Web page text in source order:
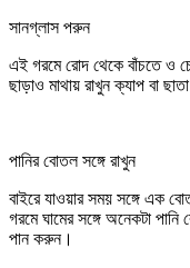
সানগ্লাস পরুন
এই গরমে রোদ থেকে বাঁচতে ও
ছাড়াও মাথায় রাখুন ক্যাপ বা
পানির বোতল সঙ্গে রাখুন
বাইরে যাওয়ার সময় সঙ্গে এক
গরমে ঘামের সঙ্গে অনেকটা
পান করুন।